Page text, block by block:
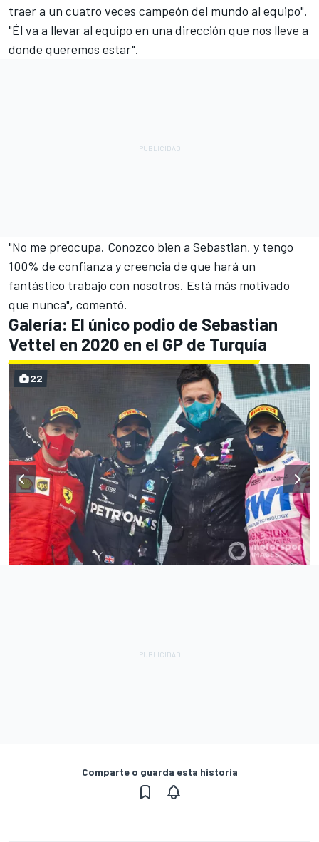
traer a un cuatro veces campeón del mundo al equipo".
"Él va a llevar al equipo en una dirección que nos lleve a
donde queremos estar".
"No me preocupa. Conozco bien a Sebastian, y tengo
100% de confianza y creencia de que hará un
fantástico trabajo con nosotros. Está más motivado
que nunca", comentó.
Galería: El único podio de Sebastian
Vettel en 2020 en el GP de Turquía
22
Comparte o guarda esta historia